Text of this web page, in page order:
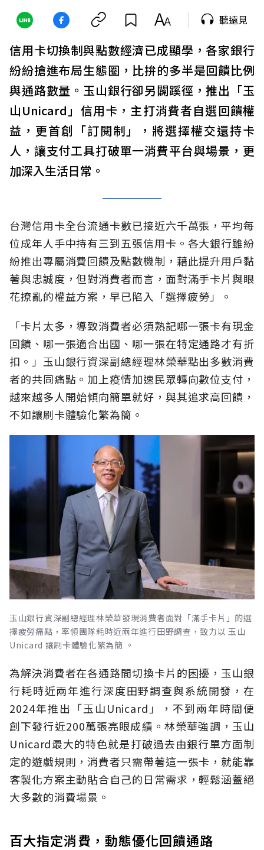
聽遠見
信用卡切換制與點數經濟已成顯學，各家銀行
紛紛搶進布局生態圈，比拚的多半是回饋比例
與通路數量。玉山銀行卻另闢蹊徑，推出「玉
山Unicard」信用卡，主打消費者自選回饋權
益，更首創「訂閱制」，將選擇權交還持卡
人，讓支付工具打破單一消費平台與場景，更
加深入生活日常。
台灣信用卡全台流通卡數已接近六千萬張，平均每
位成年人手中持有三到五張信用卡。各大銀行雖紛
紛推出專屬消費回饋及點數機制，藉此提升用戶黏
著與忠誠度，但對消費者而言，面對滿手卡片與眼
花撩亂的權益方案，早已陷入「選擇疲勞」。
「卡片太多，導致消費者必須熟記哪一張卡有現金
回饋、哪一張適合出國、哪一張在特定通路才有折
扣。」玉山銀行資深副總經理林榮華點出多數消費
者的共同痛點。加上疫情加速民眾轉向數位支付，
越來越多人開始傾向簡單就好，與其追求高回饋，
不如讓刷卡體驗化繁為簡。
玉山銀行資深副總經理林榮華發現消費者面對「滿手卡片」的選
擇疲勞痛點，率領團隊耗時近兩年進行田野調查，致力以 玉山
Unicard 讓刷卡體驗化繁為簡 。
為解決消費者在各通路間切換卡片的困擾，玉山銀
行耗時近兩年進行深度田野調查與系統開發，在
2024年推出「玉山Unicard」，不到兩年時間便
創下發行近200萬張亮眼成績。林榮華強調，玉山
Unicard最大的特色就是打破過去由銀行單方面制
定的遊戲規則，消費者只需帶著這一張卡，就能靠
客製化方案主動貼合自己的日常需求，輕鬆涵蓋絕
大多數的消費場景。
百大指定消費，動態優化回饋通路